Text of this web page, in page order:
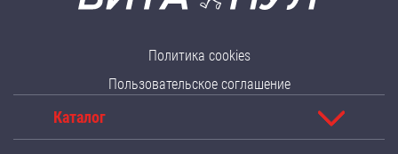
Политика cookies
Пользовательское соглашение
Каталог